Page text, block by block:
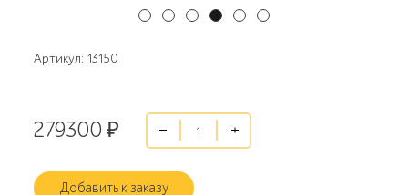
Артикул: 13150
279300 ₽
Добавить к заказу